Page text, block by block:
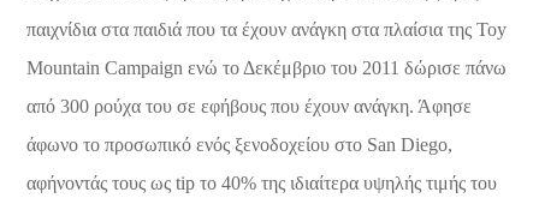
παιχνίδια στα παιδιά που τα έχουν ανάγκη στα πλαίσια της Toy
Mountain Campaign ενώ το Δεκέμβριο του 2011 δώρισε πάνω
από 300 ρούχα του σε εφήβους που έχουν ανάγκη. Άφησε
άφωνο το προσωπικό ενός ξενοδοχείου στο San Diego,
αφήνοντάς τους ως tip το 40% της ιδιαίτερα υψηλής τιμής του